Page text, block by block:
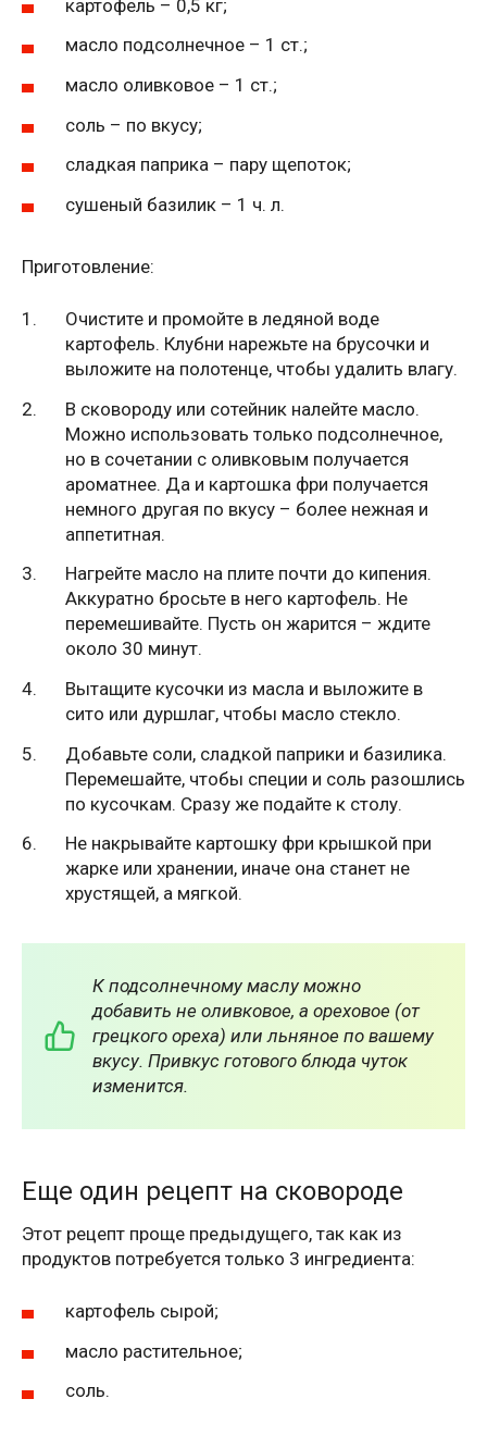
картофель – 0,5 кг;
масло подсолнечное – 1 ст.;
масло оливковое – 1 ст.;
соль – по вкусу;
сладкая паприка – пару щепоток;
сушеный базилик – 1 ч. л.
Приготовление:
Очистите и промойте в ледяной воде
картофель. Клубни нарежьте на брусочки и
выложите на полотенце, чтобы удалить влагу.
В сковороду или сотейник налейте масло.
Можно использовать только подсолнечное,
но в сочетании с оливковым получается
ароматнее. Да и картошка фри получается
немного другая по вкусу – более нежная и
аппетитная.
Нагрейте масло на плите почти до кипения.
Аккуратно бросьте в него картофель. Не
перемешивайте. Пусть он жарится – ждите
около 30 минут.
Вытащите кусочки из масла и выложите в
сито или дуршлаг, чтобы масло стекло.
Добавьте соли, сладкой паприки и базилика.
Перемешайте, чтобы специи и соль разошлись
по кусочкам. Сразу же подайте к столу.
Не накрывайте картошку фри крышкой при
жарке или хранении, иначе она станет не
хрустящей, а мягкой.
К подсолнечному маслу можно
добавить не оливковое, а ореховое (от
грецкого ореха) или льняное по вашему
вкусу. Привкус готового блюда чуток
изменится.
Еще один рецепт на сковороде
Этот рецепт проще предыдущего, так как из
продуктов потребуется только 3 ингредиента:
картофель сырой;
масло растительное;
соль.